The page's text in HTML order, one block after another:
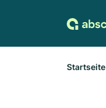
Startseite